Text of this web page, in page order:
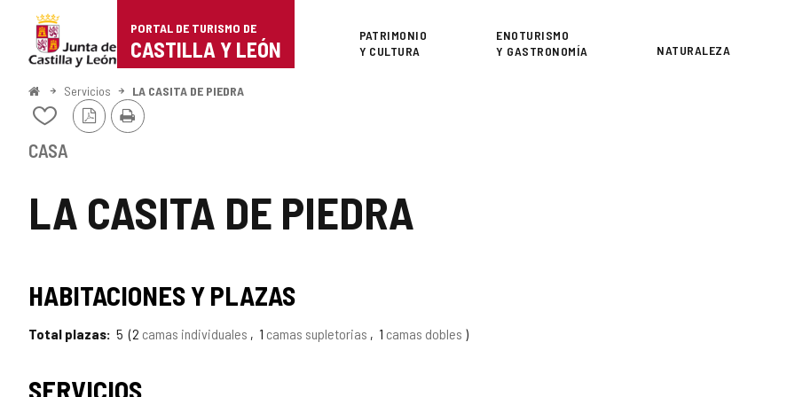
Portal
de
Turismo
Castilla
León
PORTAL DE TURISMO DE
CASTILLA Y LEÓN
Superior
PATRIMONIO
Y CULTURA
ENOTURISMO
Y GASTRONOMÍA
NATURALEZA
InicioServicios LA CASITA DE PIEDRA
LA CASITA DE PIEDRA
Añadir/quitar
mis
Versión
PDF
Imprimir
CASA
HABITACIONES Y PLAZAS
Total plazas 5 2 camas individuales 1 camas supletorias 1 camas dobles
SERVICIOS